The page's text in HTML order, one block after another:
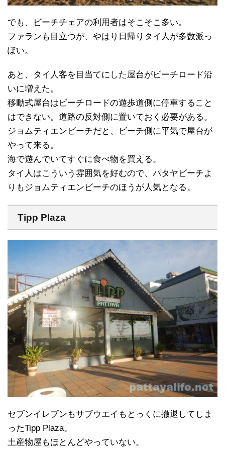
でも、ビーチチェアの利用者はそこそこ多い。
ファランも目立つが、やはり日帰りタイ人が多数派っ
ぽい。
あと、タイ人客を目当てにした屋台がビーチロード沿
いに増えた。
移動式屋台はビーチロードの遊歩道側に停車すること
はできない。道路の反対側に置いておく必要がある。
ジョムティエンビーチだと、ビーチ側に平気で屋台が
やって来る。
海で遊んでいてすぐに食べ物を買える。
タイ人はこういう雰囲気を好むので、パタヤビーチよ
りもジョムティエンビーチのほうが人気となる。
Tipp Plaza
セブンイレブンもサブウエイもとっくに撤退してしま
ったTipp Plaza。
土産物屋もほとんどやっていない。